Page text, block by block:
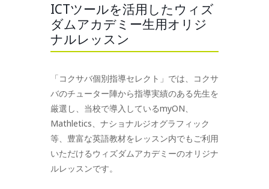
ICTツールを活用したウィズ
ダムアカデミー生用オリジ
ナルレッスン
「コクサバ個別指導セレクト」では、コクサ
バのチューター陣から指導実績のある先生を
厳選し、当校で導入しているmyON、
Mathletics、ナショナルジオグラフィック
等、豊富な英語教材をレッスン内でもご利用
いただけるウィズダムアカデミーのオリジナ
ルレッスンです。